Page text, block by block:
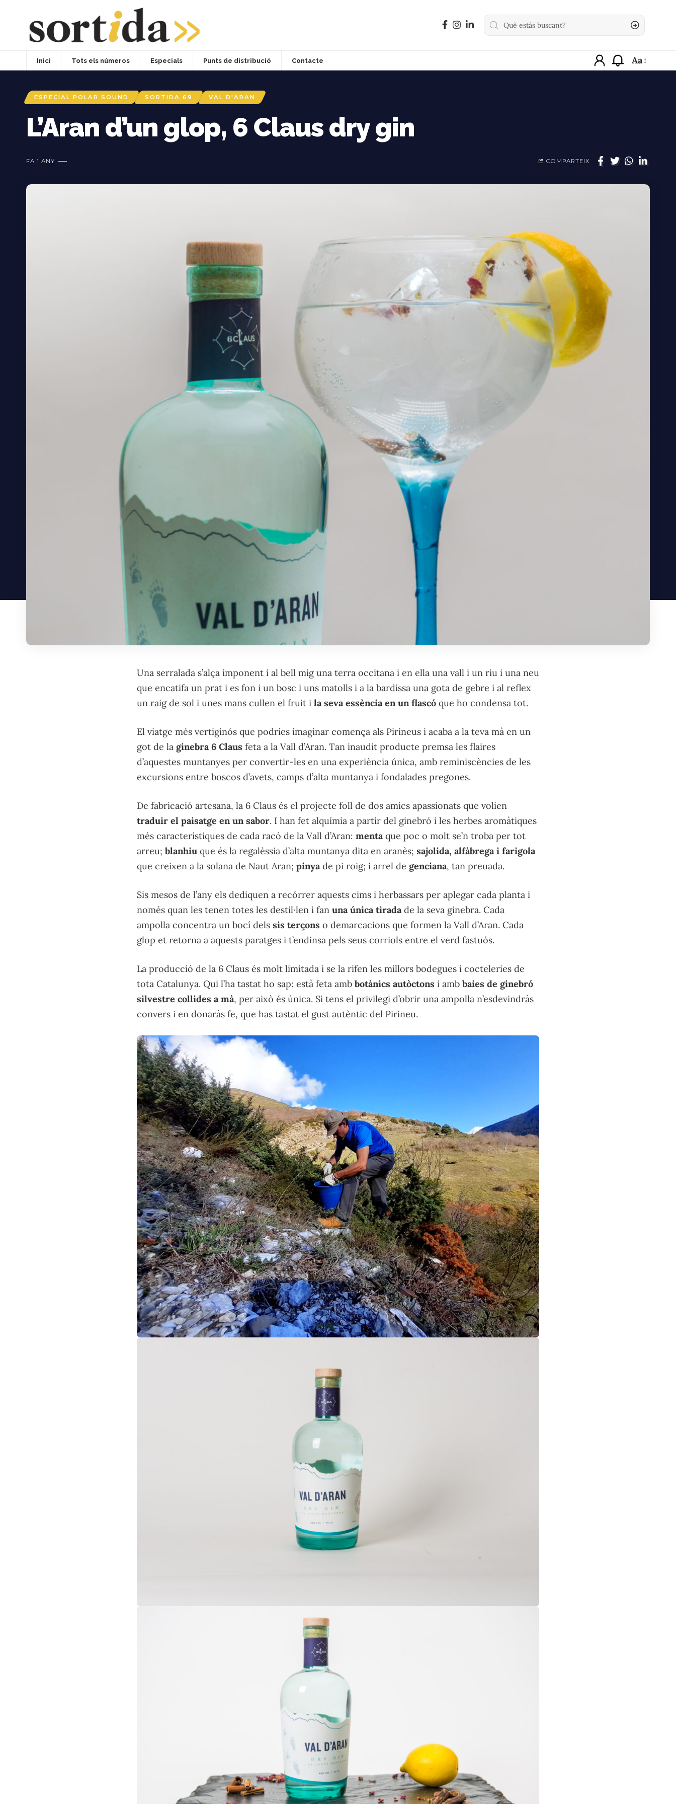
Inici Tots els números Especials Punts de distribució Contacte Aa
ESPECIAL POLAR SOUND SORTIDA 69 VAL D'ARAN
L’Aran d’un glop, 6 Claus dry gin
FA 1 ANY COMPARTEIX
Una serralada s’alça imponent i al bell mig una terra occitana i en ella una vall i un riu i una neu
que encatifa un prat i es fon i un bosc i uns matolls i a la bardissa una gota de gebre i al reflex
un raig de sol i unes mans cullen el fruit i la seva essència en un flascó que ho condensa tot.
El viatge més vertiginós que podries imaginar comença als Pirineus i acaba a la teva mà en un
got de la ginebra 6 Claus feta a la Vall d’Aran. Tan inaudit producte premsa les flaires
d’aquestes muntanyes per convertir-les en una experiència única, amb reminiscències de les
excursions entre boscos d’avets, camps d’alta muntanya i fondalades pregones.
De fabricació artesana, la 6 Claus és el projecte foll de dos amics apassionats que volien
traduir el paisatge en un sabor. I han fet alquímia a partir del ginebró i les herbes aromàtiques
més característiques de cada racó de la Vall d’Aran: mentaque poc o molt se’n troba per tot
arreu; blanhiu que és la regalèssia d’alta muntanya dita en aranès; sajolida, alfàbrega i farigola
que creixen a la solana de Naut Aran; pinyade pi roig; i arrel de genciana, tan preuada.
Sis mesos de l’any els dediquen a recórrer aquests cims i herbassars per aplegar cada planta i
només quan les tenen totes les destil·len i fan una única tiradade la seva ginebra. Cada
ampolla concentra un bocí dels sis terçons o demarcacions que formen la Vall d’Aran. Cada
glop et retorna a aquests paratges i t’endinsa pels seus corriols entre el verd fastuós.
La producció de la 6 Claus és molt limitada i se la rifen les millors bodegues i cocteleries de
tota Catalunya. Qui l’ha tastat ho sap: està feta amb botànics autòctons i amb baies de ginebró
silvestre collides a mà, per això és única. Si tens el privilegi d’obrir una ampolla n’esdevindràs
convers i en donaràs fe, que has tastat el gust autèntic del Pirineu.